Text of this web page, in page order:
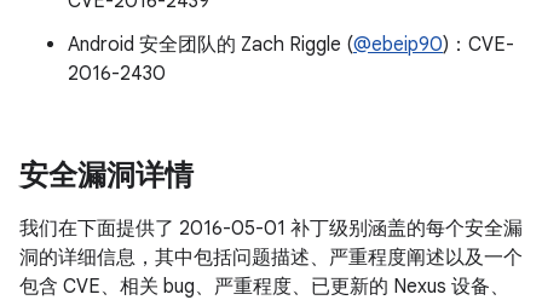
Android 安全团队的 Zach Riggle (@ebeip90)：CVE-
2016-2430
安全漏洞详情
我们在下面提供了 2016-05-01 补丁级别涵盖的每个安全漏
洞的详细信息，其中包括问题描述、严重程度阐述以及一个
包含 CVE、相关 bug、严重程度、已更新的 Nexus 设备、